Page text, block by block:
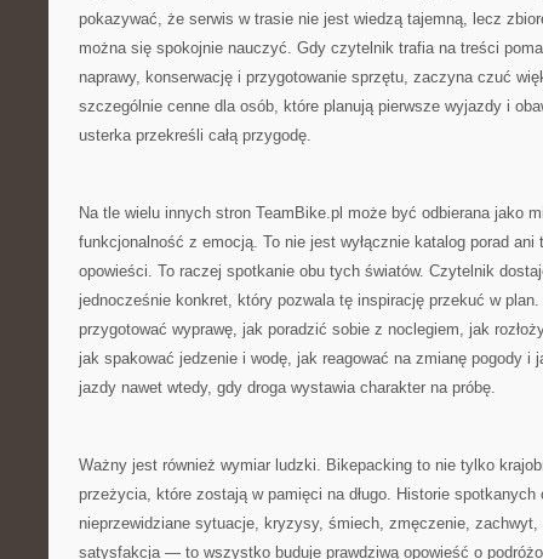
pokazywać, że serwis w trasie nie jest wiedzą tajemną, lecz
można się spokojnie nauczyć. Gdy czytelnik trafia na treści
naprawy, konserwację i przygotowanie sprzętu, zaczyna czuć
szczególnie cenne dla osób, które planują pierwsze wyjazdy i
usterka przekreśli całą przygodę.
Na tle wielu innych stron TeamBike.pl może być odbierana jako
funkcjonalność z emocją. To nie jest wyłącznie katalog porad
opowieści. To raczej spotkanie obu tych światów. Czytelnik
jednocześnie konkret, który pozwala tę inspirację przekuć w
przygotować wyprawę, jak poradzić sobie z noclegiem, jak
jak spakować jedzenie i wodę, jak reagować na zmianę pogody i
jazdy nawet wtedy, gdy droga wystawia charakter na próbę.
Ważny jest również wymiar ludzki. Bikepacking to nie tylko
przeżycia, które zostają w pamięci na długo. Historie spotkanych
nieprzewidziane sytuacje, kryzysy, śmiech, zmęczenie,
satysfakcja — to wszystko buduje prawdziwą opowieść o